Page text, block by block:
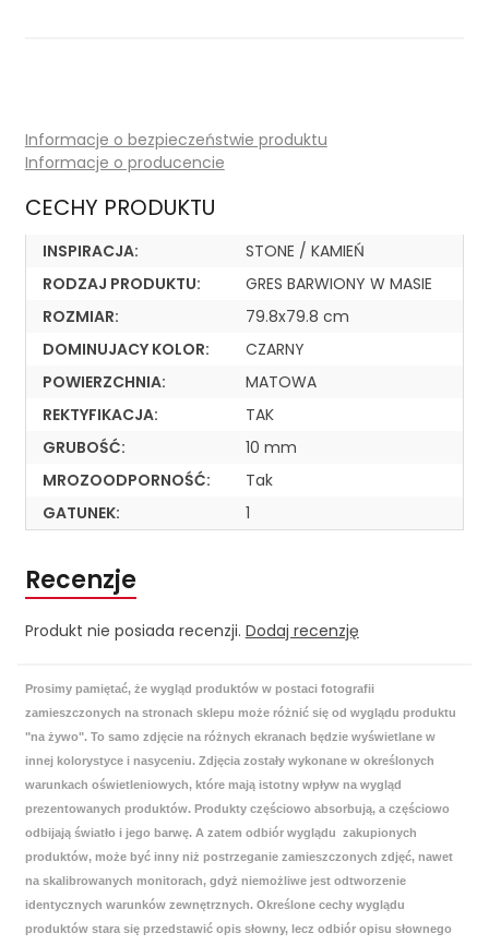
Informacje o bezpieczeństwie produktu
Informacje o producencie
CECHY PRODUKTU
INSPIRACJA:
STONE / KAMIEŃ
RODZAJ PRODUKTU:
GRES BARWIONY W MASIE
ROZMIAR:
79.8x79.8 cm
DOMINUJACY KOLOR:
CZARNY
POWIERZCHNIA:
MATOWA
REKTYFIKACJA:
TAK
GRUBOŚĆ:
10 mm
MROZOODPORNOŚĆ:
Tak
GATUNEK:
1
Recenzje
Produkt nie posiada recenzji. Dodaj recenzję
Prosimy pamiętać, że wygląd produktów w postaci fotografii
zamieszczonych na stronach sklepu może różnić się od wyglądu produktu
"na żywo". To samo zdjęcie na różnych ekranach będzie wyświetlane w
innej kolorystyce i nasyceniu. Zdjęcia zostały wykonane w określonych
warunkach oświetleniowych, które mają istotny wpływ na wygląd
prezentowanych produktów. Produkty częściowo absorbują, a częściowo
odbijają światło i jego barwę. A zatem odbiór wyglądu zakupionych
produktów, może być inny niż postrzeganie zamieszczonych zdjęć, nawet
na skalibrowanych monitorach, gdyż niemożliwe jest odtworzenie
identycznych warunków zewnętrznych. Określone cechy wyglądu
produktów stara się przedstawić opis słowny, lecz odbiór opisu słownego